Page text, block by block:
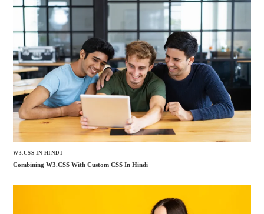
W3.CSS IN HINDI
Combining W3.CSS With Custom CSS In Hindi